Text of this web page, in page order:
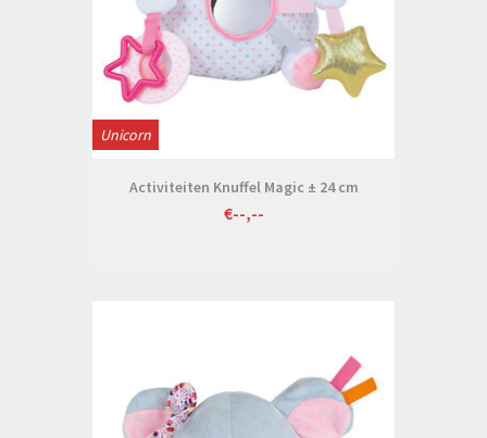
Unicorn
Activiteiten Knuffel Magic ± 24 cm
€--,--